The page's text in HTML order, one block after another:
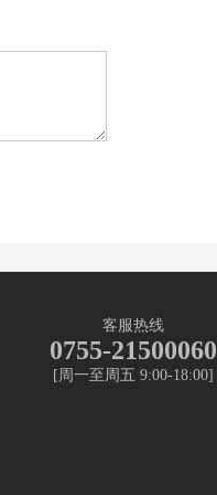
客服热线
0755-21500060
[周一至周五 9:00-18:00]